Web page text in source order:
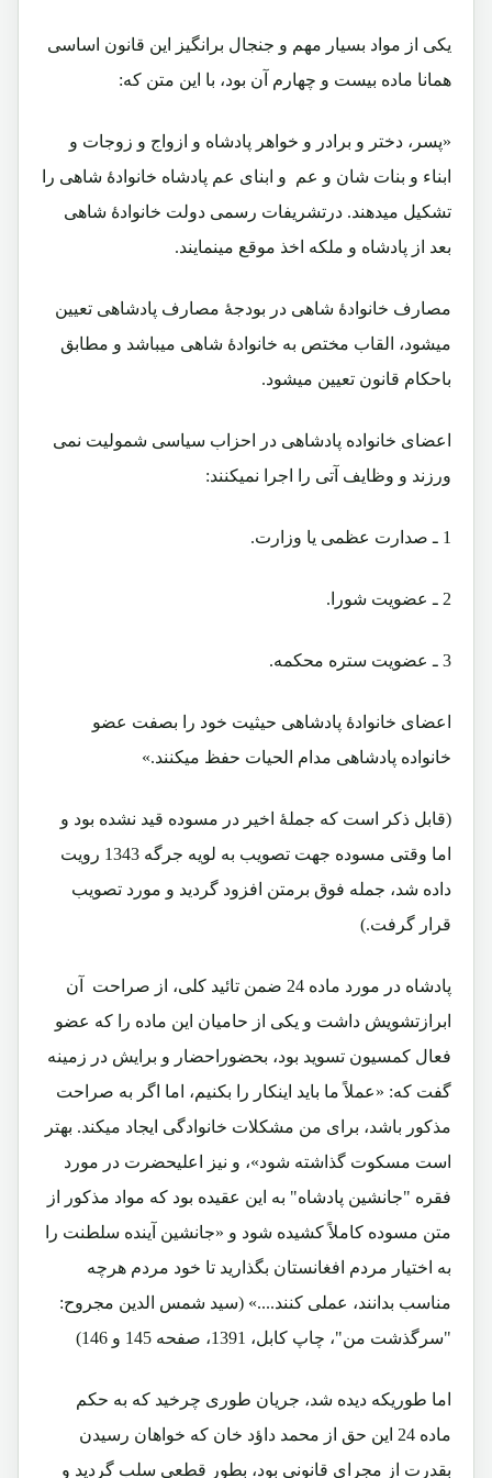
یکی از مواد بسیار مهم و جنجال برانگیز این قانون اساسی
همانا ماده بیست و چهارم آن بود، با این متن که:
«پسر، دختر و برادر و خواهر پادشاه و ازواج و زوجات و
ابناء و بنات شان و عم و ابنای عم پادشاه خانوادۀ شاهی را
تشکیل میدهند. درتشریفات رسمی دولت خانوادۀ شاهی
بعد از پادشاه و ملکه اخذ موقع مینمایند.
مصارف خانوادۀ شاهی در بودجۀ مصارف پادشاهی تعیین
میشود، القاب مختص به خانوادۀ شاهی میباشد و مطابق
باحکام قانون تعیین میشود.
اعضای خانواده پادشاهی در احزاب سیاسی شمولیت نمی
ورزند و وظایف آتی را اجرا نمیکنند:
1 ـ صدارت عظمی یا وزارت.
2 ـ عضویت شورا.
3 ـ عضویت ستره محکمه.
اعضای خانوادۀ پادشاهی حیثیت خود را بصفت عضو
خانواده پادشاهی مدام الحیات حفظ میکنند.»
(قابل ذکر است که جملۀ اخیر در مسوده قید نشده بود و
اما وقتی مسوده جهت تصویب به لویه جرگه 1343 رویت
داده شد، جمله فوق برمتن افزود گردید و مورد تصویب
قرار گرفت.)
پادشاه در مورد ماده 24 ضمن تائید کلی، از صراحت آن
ابرازتشویش داشت و یکی از حامیان این ماده را که عضو
فعال کمسیون تسوید بود، بحضوراحضار و برایش در زمینه
گفت که: «عملاً ما باید اینکار را بکنیم، اما اگر به صراحت
مذکور باشد، برای من مشکلات خانوادگی ایجاد میکند. بهتر
است مسکوت گذاشته شود»، و نیز اعلیحضرت در مورد
فقره "جانشین پادشاه" به این عقیده بود که مواد مذکور از
متن مسوده کاملاً کشیده شود و «جانشین آینده سلطنت را
به اختیار مردم افغانستان بگذارید تا خود مردم هرچه
مناسب بدانند، عملی کنند....» (سید شمس الدین مجروح:
"سرگذشت من"، چاپ کابل، 1391، صفحه 145 و 146)
اما طوریکه دیده شد، جریان طوری چرخید که به حکم
ماده 24 این حق از محمد داؤد خان که خواهان رسیدن
بقدرت از مجرای قانونی بود، بطور قطعی سلب گردید و